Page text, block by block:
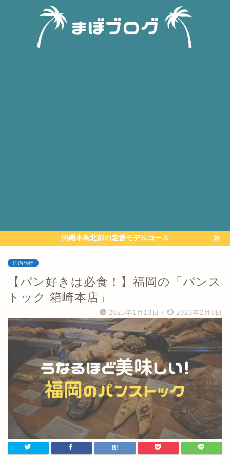
沖縄本島北部の定番モデルコース
国内旅行
【パン好きは必食！】福岡の「パンス
トック 箱崎本店」
2023年1月13日 / 2023年2月8日